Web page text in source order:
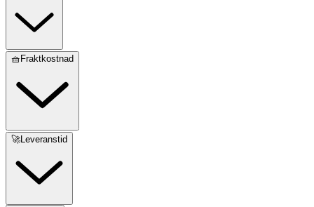
🧺Fraktkostnad
🚀Leveranstid